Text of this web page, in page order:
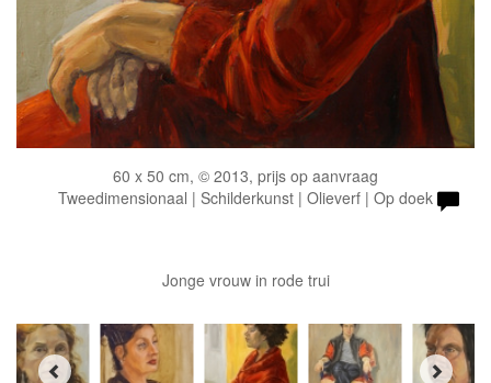
60 x 50 cm, © 2013, prijs op aanvraag
Tweedimensionaal | Schilderkunst | Olieverf | Op doek
Jonge vrouw in rode trui